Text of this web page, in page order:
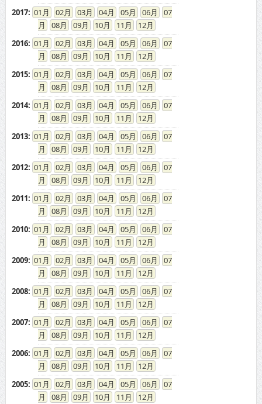
2017: 01 02 03 04 05 06
07
08
09 10 11
12
2016: 01 02 03 04 05 06
07
08
09 10 11
12
2015: 01 02 03 04 05 06
07
08
09 10 11
12
2014: 01 02 03 04 05 06
07
08
09 10 11
12
2013: 01 02 03 04 05 06
07
08
09 10 11
12
2012: 01 02 03 04 05 06
07
08
09 10 11
12
2011: 01 02 03 04 05 06
07
08
09 10 11
12
2010: 01 02 03 04 05 06
07
08
09 10 11
12
2009: 01 02 03 04 05 06
07
08
09 10 11
12
2008: 01 02 03 04 05 06
07
08
09 10 11
12
2007: 01 02 03 04 05 06
07
08
09 10 11
12
2006: 01 02 03 04 05 06
07
08
09 10 11
12
2005: 01 02 03 04 05 06
07
08
09 10 11
12